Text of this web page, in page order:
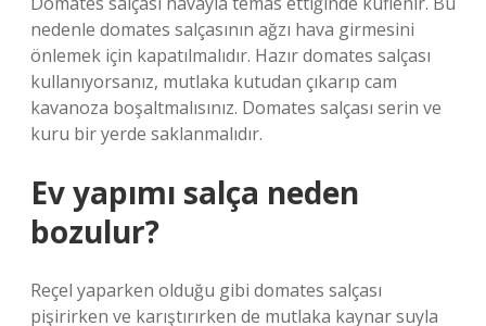
nedenle domates salçasının ağzı hava girmesini
önlemek için kapatılmalıdır. Hazır domates salçası
kullanıyorsanız, mutlaka kutudan çıkarıp cam
kavanoza boşaltmalısınız. Domates salçası serin ve
kuru bir yerde saklanmalıdır.
Ev yapımı salça neden
bozulur?
Reçel yaparken olduğu gibi domates salçası
pişirirken ve karıştırırken de mutlaka kaynar suyla